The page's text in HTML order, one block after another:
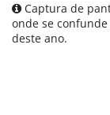
Captura de
onde se
deste ano.